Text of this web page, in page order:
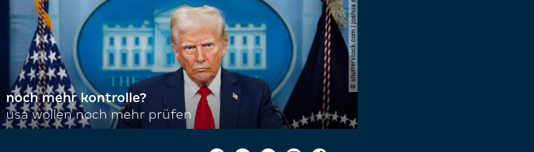
© shutterstock.com | joshua sukoff
noch mehr kontrolle?
usa wollen noch mehr prüfen